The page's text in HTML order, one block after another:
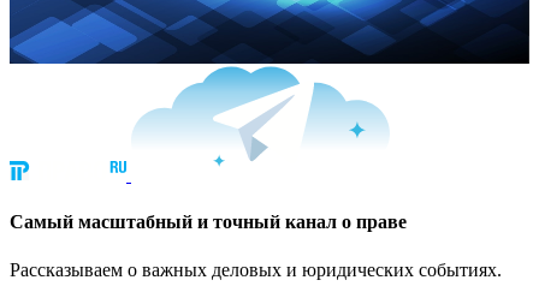
Cамый масштабный и точный канал о праве
Рассказываем о важных деловых и юридических событиях.